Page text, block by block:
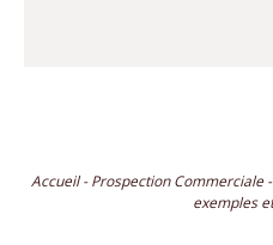
Accueil-Prospection Commerciale-
exemples